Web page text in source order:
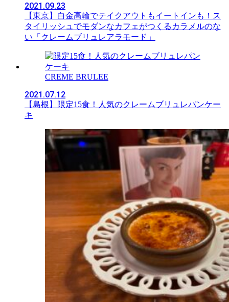
2021.09.23
【東京】白金高輪でテイクアウトもイートインも！ス
タイリッシュでモダンなカフェがつくるカラメルのな
い「クレームブリュレアラモード」
CREME BRULEE
2021.07.12
【島根】限定15食！人気のクレームブリュレパンケー
キ